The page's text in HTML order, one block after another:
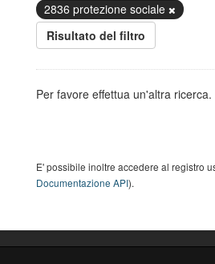
2836 protezione sociale
Risultato del filtro
Per favore effettua un'altra ricerca.
E' possibile inoltre accedere al registro
Documentazione API).